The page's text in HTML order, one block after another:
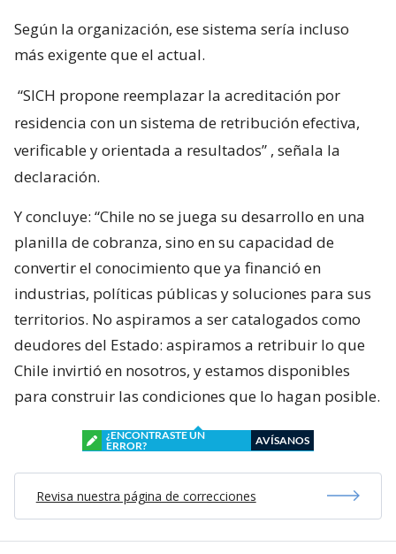
Según la organización, ese sistema sería incluso
más exigente que el actual.
“SICH propone reemplazar la acreditación por
residencia con un sistema de retribución efectiva,
verificable y orientada a resultados” , señala la
declaración.
Y concluye: “Chile no se juega su desarrollo en una
planilla de cobranza, sino en su capacidad de
convertir el conocimiento que ya financió en
industrias, políticas públicas y soluciones para sus
territorios. No aspiramos a ser catalogados como
deudores del Estado: aspiramos a retribuir lo que
Chile invirtió en nosotros, y estamos disponibles
para construir las condiciones que lo hagan posible.
¿ENCONTRASTE UN
ERROR?
AVÍSANOS
Revisa nuestra página de correcciones